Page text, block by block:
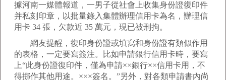
據河南一媒體報道，一男子從社會上收集身份證復印件
并私刻印章，以批量錄入集體辦理信用卡為名，辦理信
用卡 34 張，欠款近 35 萬元，現已被刑拘。
網友提醒，復印身份證或填寫和身份證有類似作用
的表格，一定要寫簽注。比如申請銀行信用卡時，要寫
上“此身份證復印件，僅為申請××銀行××信用卡用，不
得挪作其他用途。×××簽名。”另外，對各類申請書內尚